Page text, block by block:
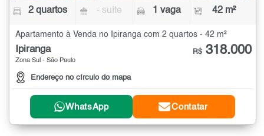
2 quartos - suíte 1 vaga 42 m²
Apartamento à Venda no Ipiranga com 2 quartos - 42 m²
Ipiranga
Zona Sul - São Paulo
Endereço no círculo do mapa
R$ 318.000
WhatsApp Contatar